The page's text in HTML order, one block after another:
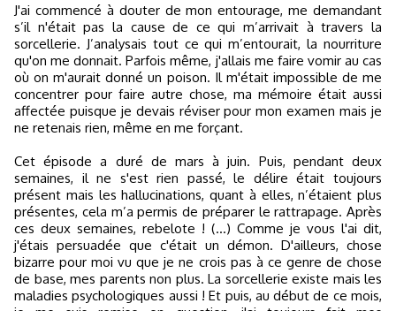
J'ai commencé à douter de mon entourage, me demandant
s’il n'était pas la cause de ce qui m’arrivait à travers la
sorcellerie. J’analysais tout ce qui m’entourait, la nourriture
qu'on me donnait. Parfois même, j'allais me faire vomir au cas
où on m'aurait donné un poison. Il m'était impossible de me
concentrer pour faire autre chose, ma mémoire était aussi
affectée puisque je devais réviser pour mon examen mais je
ne retenais rien, même en me forçant.
Cet épisode a duré de mars à juin. Puis, pendant deux
semaines, il ne s'est rien passé, le délire était toujours
présent mais les hallucinations, quant à elles, n’étaient plus
présentes, cela m’a permis de préparer le rattrapage. Après
ces deux semaines, rebelote ! (...) Comme je vous l'ai dit,
j'étais persuadée que c'était un démon. D'ailleurs, chose
bizarre pour moi vu que je ne crois pas à ce genre de chose
de base, mes parents non plus. La sorcellerie existe mais les
maladies psychologiques aussi ! Et puis, au début de ce mois,